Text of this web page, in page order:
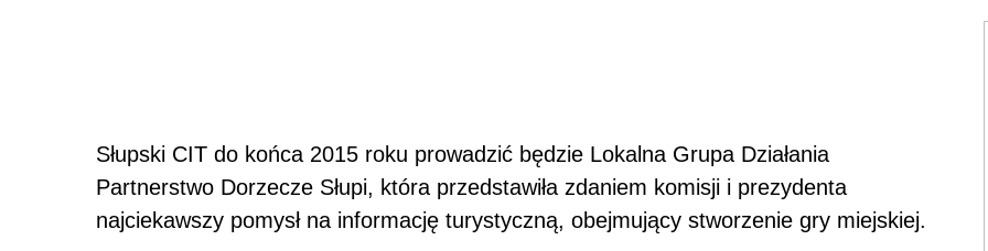
Słupski CIT do końca 2015 roku prowadzić będzie Lokalna Grupa Działania
Partnerstwo Dorzecze Słupi, która przedstawiła zdaniem komisji i prezydenta
najciekawszy pomysł na informację turystyczną, obejmujący stworzenie gry miejskiej.